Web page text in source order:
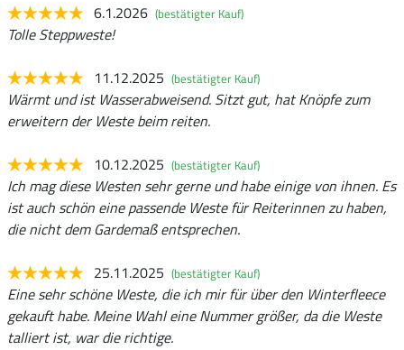
6.1.2026 (bestätigter Kauf)
Tolle Steppweste!
11.12.2025 (bestätigter Kauf)
Wärmt und ist Wasserabweisend. Sitzt gut, hat Knöpfe zum
erweitern der Weste beim reiten.
10.12.2025 (bestätigter Kauf)
Ich mag diese Westen sehr gerne und habe einige von ihnen. Es
ist auch schön eine passende Weste für Reiterinnen zu haben,
die nicht dem Gardemaß entsprechen.
25.11.2025 (bestätigter Kauf)
Eine sehr schöne Weste, die ich mir für über den Winterfleece
gekauft habe. Meine Wahl eine Nummer größer, da die Weste
talliert ist, war die richtige.